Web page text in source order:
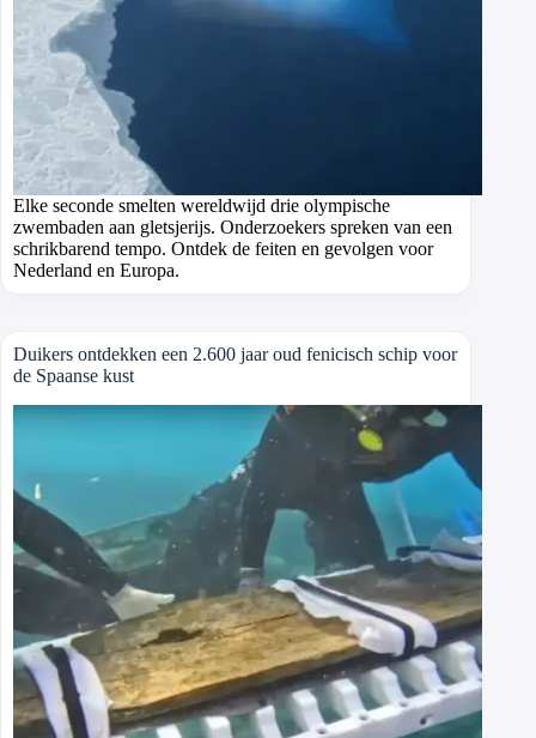
Elke seconde smelten wereldwijd drie olympische
zwembaden aan gletsjerijs. Onderzoekers spreken van een
schrikbarend tempo. Ontdek de feiten en gevolgen voor
Nederland en Europa.
Duikers ontdekken een 2.600 jaar oud fenicisch schip voor
de Spaanse kust